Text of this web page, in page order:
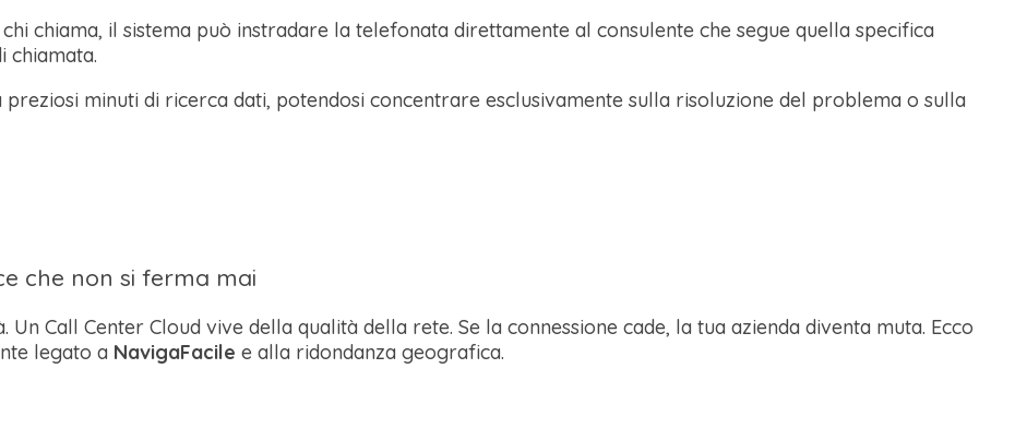
chiama, il sistema può instradare la telefonata direttamente al consulente che segue quella specifica
chiamata.
minuti di ricerca dati, potendosi concentrare esclusivamente sulla risoluzione del problema o sulla
che non si ferma mai
Call Center Cloud vive della qualità della rete. Se la connessione cade, la tua azienda diventa muta. Ecco
legato a NavigaFacile e alla ridondanza geografica.